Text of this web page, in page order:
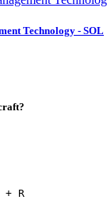
Technology - SOL
+ R